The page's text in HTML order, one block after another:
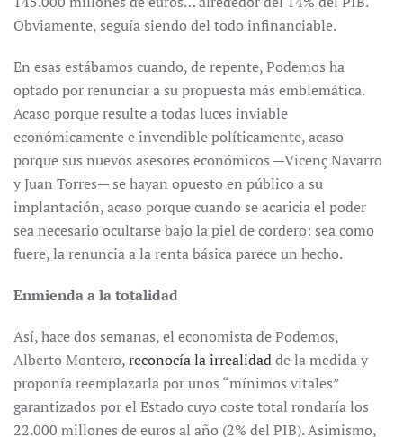
Obviamente, seguía siendo del todo infinanciable.
En esas estábamos cuando, de repente, Podemos ha
optado por renunciar a su propuesta más emblemática.
Acaso porque resulte a todas luces inviable
económicamente e invendible políticamente, acaso
porque sus nuevos asesores económicos —Vicenç Navarro
y Juan Torres— se hayan opuesto en público a su
implantación, acaso porque cuando se acaricia el poder
sea necesario ocultarse bajo la piel de cordero: sea como
fuere, la renuncia a la renta básica parece un hecho.
Enmienda a la totalidad
Así, hace dos semanas, el economista de Podemos,
Alberto Montero,reconocía la irrealidadde la medida y
proponía reemplazarla por unos “mínimos vitales”
garantizados por el Estado cuyo coste total rondaría los
22.000 millones de euros al año (2% del PIB). Asimismo,